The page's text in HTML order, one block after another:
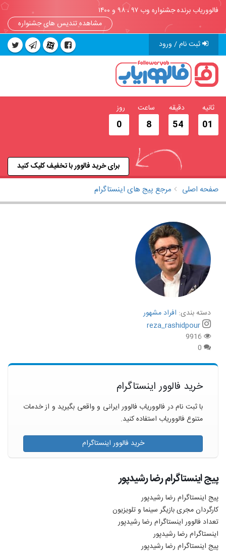
فالووریاب برنده جشنواره وب ۹۷ ، ۹۸ و ۱۴۰۰
مشاهده تندیس های جشنواره
ثبت نام / ورود
01
ثانیه
54
دقیقه
8
ساعت
0
روز
برای خرید فالوور با تخفیف کلیک کنید
صفحه اصلی مرجع پیج های اینستاگرام
دسته بندی: افراد مشهور
reza_rashidpour
خرید فالوور اینستاگرام
با ثبت نام در فالووریاب فالوور ایرانی و واقعی بگیرید و از خدمات
متنوع فالووریاب استفاده کنید.
خرید فالوور اینستاگرام
پیج اینستاگرام رضا رشیدپور
پیج اینستاگرام رضا رشیدپور
کارگردان مجری بازیگر سینما و تلویزیون
تعداد فالوور اینستاگرام رضا رشیدپور
اینستاگرام رضا رشیدپور
پیج اینستاگرام رضا رشیدپور